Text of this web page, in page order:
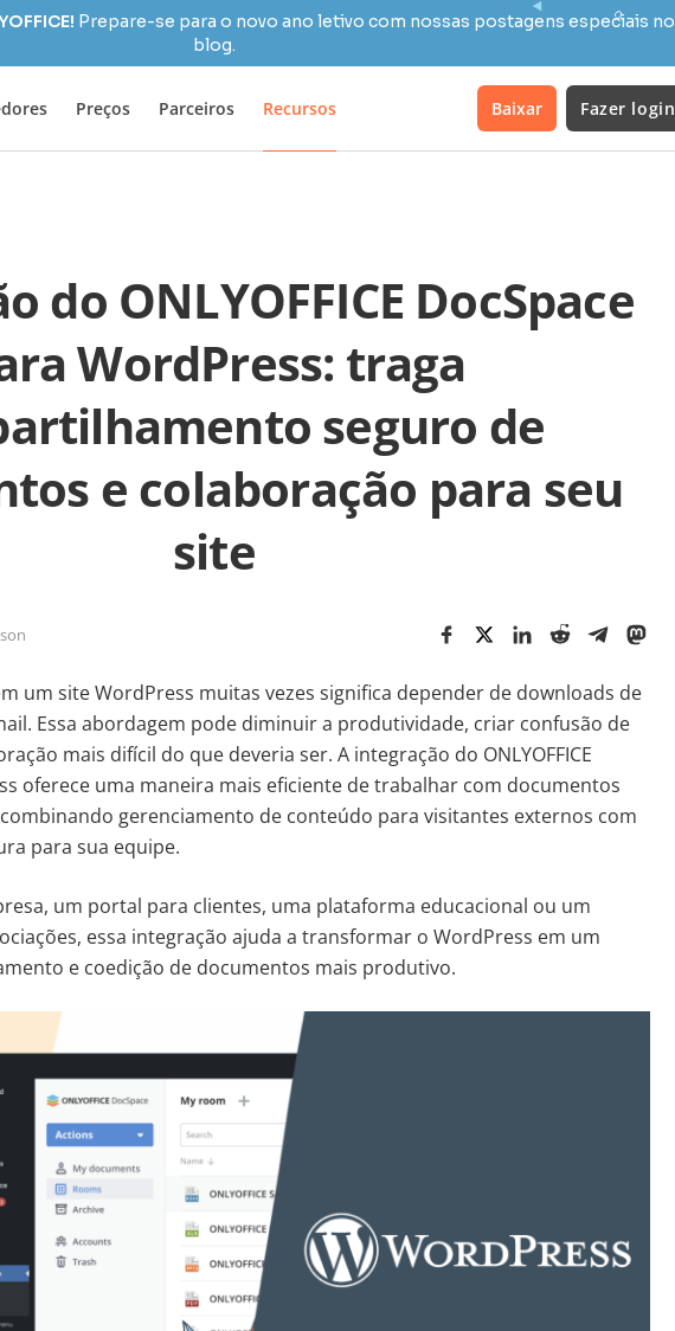
Prepare-se para o novo ano letivo com nossas postagens especiais no
blog.
Preços Parceiros Recursos Baixar Fazer login
do ONLYOFFICE DocSpace
WordPress: traga
seguro de
e colaboração para seu
site
um site WordPress muitas vezes significa depender de downloads de
Essa abordagem pode diminuir a produtividade, criar confusão de
mais difícil do que deveria ser. A integração do ONLYOFFICE
oferece uma maneira mais eficiente de trabalhar com documentos
gerenciamento de conteúdo para visitantes externos com
para sua equipe.
um portal para clientes, uma plataforma educacional ou um
essa integração ajuda a transformar o WordPress em um
e coedição de documentos mais produtivo.